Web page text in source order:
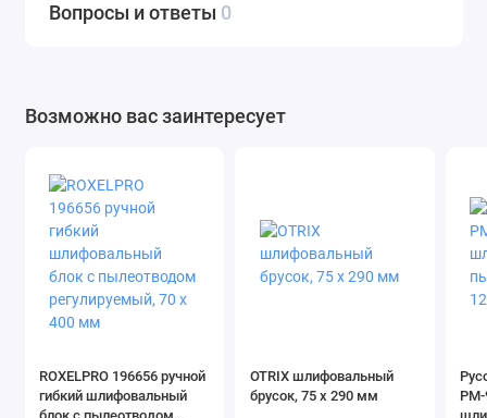
Вопросы и ответы 0
Возможно вас заинтересует
ROXELPRO 196656 ручной
гибкий шлифовальный
OTRIX шлифовальный
брусок, 75 х 290 мм
РМ-